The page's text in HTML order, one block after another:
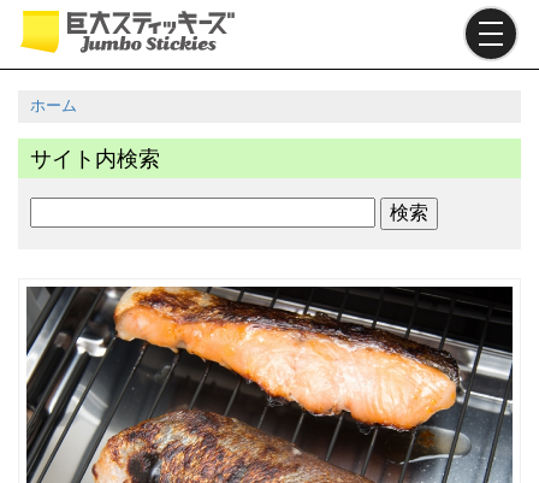
テ パ
ン
く
ず
ホーム
サイト内検索
索